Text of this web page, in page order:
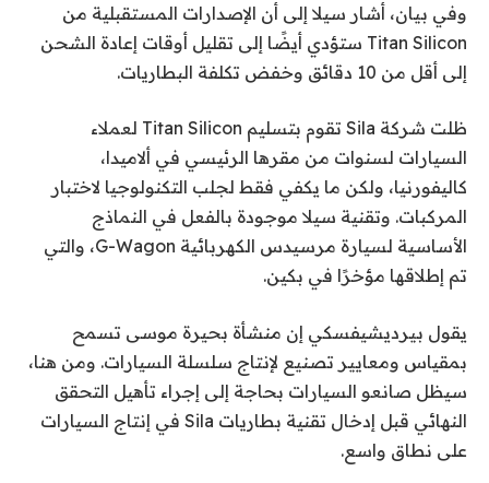
وفي بيان، أشار سيلا إلى أن الإصدارات المستقبلية من
Titan Silicon ستؤدي أيضًا إلى تقليل أوقات إعادة الشحن
إلى أقل من 10 دقائق وخفض تكلفة البطاريات.
ظلت شركة Sila تقوم بتسليم Titan Silicon لعملاء
السيارات لسنوات من مقرها الرئيسي في ألاميدا،
كاليفورنيا، ولكن ما يكفي فقط لجلب التكنولوجيا لاختبار
المركبات. وتقنية سيلا موجودة بالفعل في النماذج
الأساسية لسيارة مرسيدس الكهربائية G-Wagon، والتي
تم إطلاقها مؤخرًا في بكين.
يقول بيرديشيفسكي إن منشأة بحيرة موسى تسمح
بمقياس ومعايير تصنيع لإنتاج سلسلة السيارات. ومن هنا،
سيظل صانعو السيارات بحاجة إلى إجراء تأهيل التحقق
النهائي قبل إدخال تقنية بطاريات Sila في إنتاج السيارات
على نطاق واسع.